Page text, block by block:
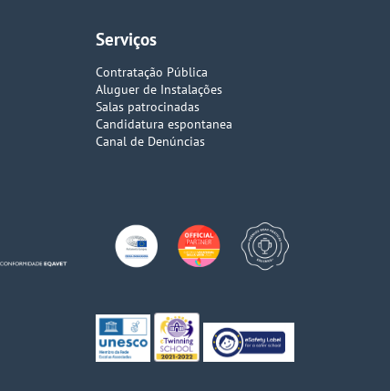
Serviços
Contratação Pública
Aluguer de Instalações
Salas patrocinadas
Candidatura espontanea
Canal de Denúncias